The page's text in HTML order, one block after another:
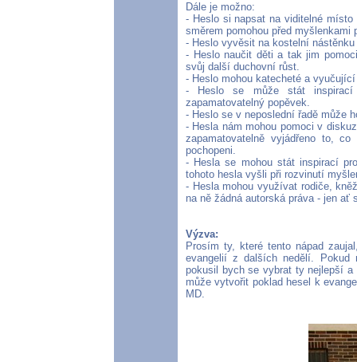
Dále je možno:
- Heslo si napsat na viditelné
směrem pomohou před myšlenkami
- Heslo vyvěsit na kostelní
- Heslo naučit děti a tak jim
svůj další duchovní růst.
- Heslo mohou katecheté a
- Heslo se může stát inspirací
zapamatovatelný popěvek.
- Heslo se v neposlední řadě může
- Hesla nám mohou pomoci v
zapamatovatelně vyjádřeno to,
pochopeni.
- Hesla se mohou stát inspirací
tohoto hesla vyšli při rozvinutí
- Hesla mohou využívat rodiče,
na ně žádná autorská práva - jen ať
Výzva:
Prosím ty, které tento nápad
evangelií z dalších nedělí. Pokud
pokusil bych se vybrat ty nejlepší
může vytvořit poklad hesel k
MD.